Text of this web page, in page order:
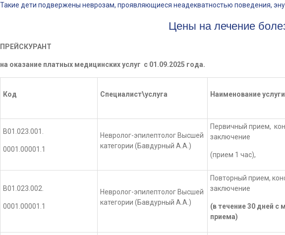
Такие дети подвержены неврозам, проявляющиеся неадекватностью поведения,
Цены на лечение
ПРЕЙСКУРАНТ
на оказание платных медицинских услуг с 01.09.2025 года.
Код Специалист\услуга Наименование услуги
В01.023.001.
0001.00001.1
Невролог-эпилептолог Высшей
категории (Бавдурный А.А.)
Первичный прием,
заключение
(прием 1 час),
В01.023.002.
0001.00001.1
Невролог-эпилептолог Высшей
категории (Бавдурный А.А.)
Повторный прием,
заключение
(в течение 30 дней с
приема)